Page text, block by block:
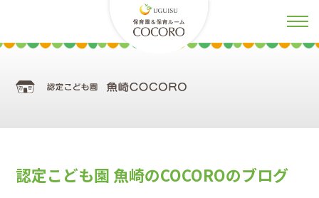
認定こども園 魚崎のCOCOROのブログ